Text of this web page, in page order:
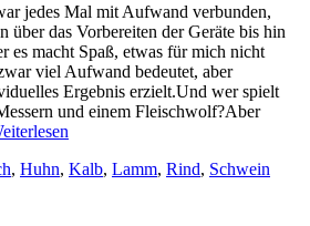
jedes Mal mit Aufwand verbunden,
über das Vorbereiten der Geräte bis hin
es macht Spaß, etwas für mich nicht
viel Aufwand bedeutet, aber
Ergebnis erzielt.Und wer spielt
und einem Fleischwolf?Aber
, Huhn, Kalb, Lamm, Rind, Schwein